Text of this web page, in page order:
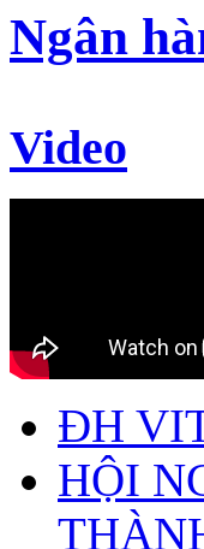
Ngân
Video
ĐH
HỘI